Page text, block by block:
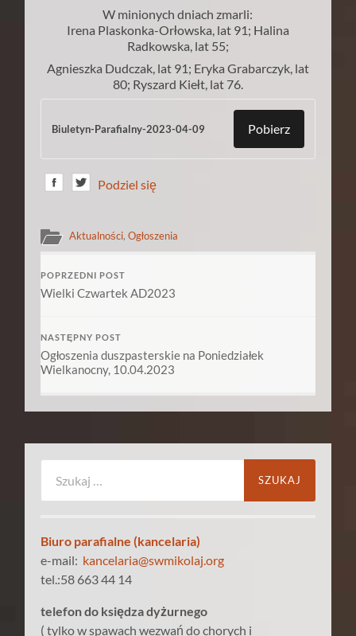
W minionych dniach zmarli:
Irena Plaskonka-Orłowska, lat 91; Halina
Radkowska, lat 55;
Agnieszka Dudczak, lat 91; Eryka Grabarczyk, lat
80; Ryszard Kiełt, lat 76.
Biuletyn-Parafialny-2023-04-09 Pobierz
Podziel się
Aktualności,Ogłoszenia
POPRZEDNI POST
Wielki Czwartek AD2023
NASTĘPNY POST
Ogłoszenia duszpasterskie na Poniedziałek
Wielkanocny, 10.04.2023
Biuro parafialne (kancelaria)
e-mail: kancelaria@swmikolaj.org
tel.:58 663 44 14
telefon do księdza dyżurnego
( tylko w spawach wezwań do chorych i